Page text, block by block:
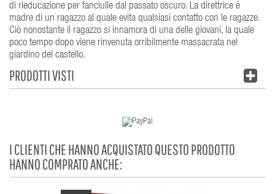
di rieducazione per fanciulle dal passato oscuro. La direttrice è
madre di un ragazzo al quale evita qualsiasi contatto con le ragazze.
Ciò nonostante il ragazzo si innamora di una delle giovani, la quale
poco tempo dopo viene rinvenuta orribilmente massacrata nel
giardino del castello.
PRODOTTI VISTI
I CLIENTI CHE HANNO ACQUISTATO QUESTO PRODOTTO
HANNO COMPRATO ANCHE: